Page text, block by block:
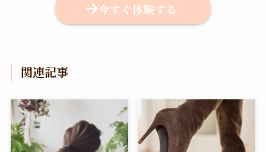
今すぐ体験する
関連記事